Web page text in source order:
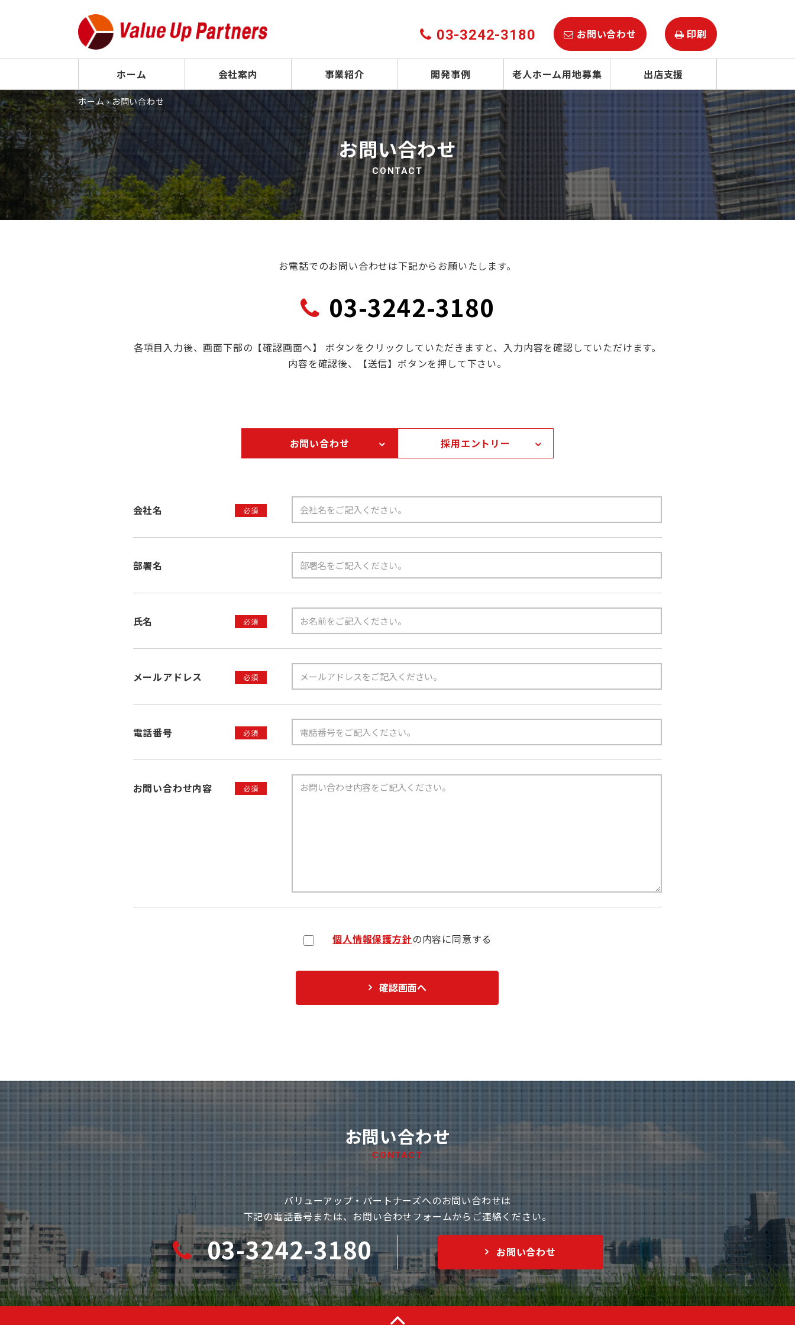
03-3242-3180 お問い合わせ 印刷
ホーム 会社案内 事業紹介 開発事例 老人ホーム用地募集 出店支援
ホーム›お問い合わせ
お問い合わせ
CONTACT
お電話でのお問い合わせは下記からお願いたします。
03-3242-3180
各項目入力後、画面下部の【確認画面へ】 ボタンをクリックしていただきますと、入力内容を確認していただけます。
内容を確認後、【送信】ボタンを押して下さい。
お問い合わせ 採用エントリー
会社名 必須
部署名
氏名 必須
メールアドレス 必須
電話番号 必須
お問い合わせ内容 必須
個人情報保護方針の内容に同意する
確認画面へ
お問い合わせ
CONTACT
バリューアップ・パートナーズへのお問い合わせは
下記の電話番号または、お問い合わせフォームからご連絡ください。
03-3242-3180 お問い合わせ